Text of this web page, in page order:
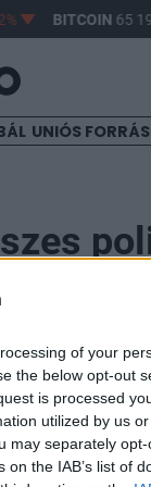
of your
the below opt-out
is processed
utilized by us
may separately
the IAB’s list of
BITCOIN65
UNIÓS
volt